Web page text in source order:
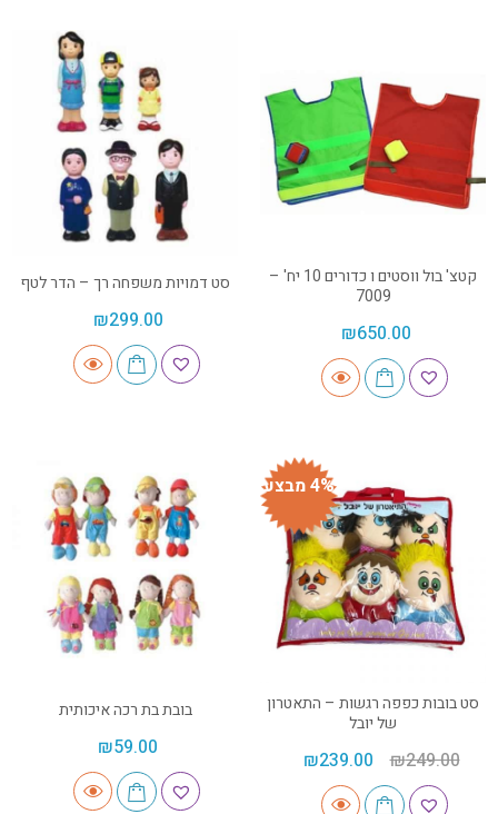
קטצ' בול ווסטים ו כדורים 10 יח' –
7009
₪650.00
סט דמויות משפחה רך – הדר לטף
₪299.00
4% מבצע
סט בובות כפפה רגשות – התאטרון
של יובל
₪249.00
₪239.00
בובת בת רכה איכותית
₪59.00